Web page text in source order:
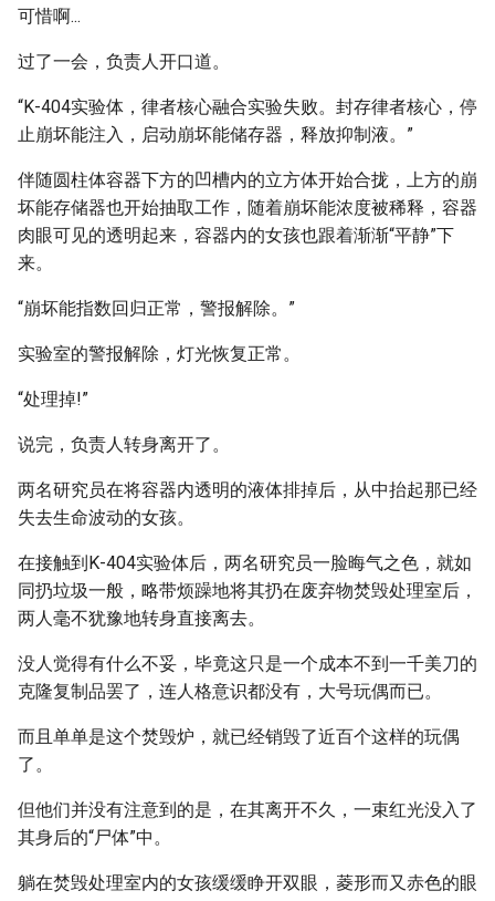
可惜啊...
过了一会，负责人开口道。
“K-404实验体，律者核心融合实验失败。封存律者核心，停
止崩坏能注入，启动崩坏能储存器，释放抑制液。”
伴随圆柱体容器下方的凹槽内的立方体开始合拢，上方的崩
坏能存储器也开始抽取工作，随着崩坏能浓度被稀释，容器
肉眼可见的透明起来，容器内的女孩也跟着渐渐“平静”下
来。
“崩坏能指数回归正常，警报解除。”
实验室的警报解除，灯光恢复正常。
“处理掉!”
说完，负责人转身离开了。
两名研究员在将容器内透明的液体排掉后，从中抬起那已经
失去生命波动的女孩。
在接触到K-404实验体后，两名研究员一脸晦气之色，就如
同扔垃圾一般，略带烦躁地将其扔在废弃物焚毁处理室后，
两人毫不犹豫地转身直接离去。
没人觉得有什么不妥，毕竟这只是一个成本不到一千美刀的
克隆复制品罢了，连人格意识都没有，大号玩偶而已。
而且单单是这个焚毁炉，就已经销毁了近百个这样的玩偶
了。
但他们并没有注意到的是，在其离开不久，一束红光没入了
其身后的“尸体”中。
躺在焚毁处理室内的女孩缓缓睁开双眼，菱形而又赤色的眼